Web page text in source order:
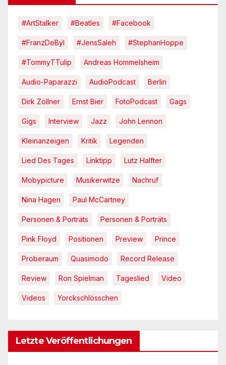
#ArtStalker #Beatles #Facebook
#FranzDeBÿl #JensSaleh #StephanHoppe
#TommyTTulip Andreas Hommelsheim
Audio-Paparazzi AudioPodcast Berlin
Dirk Zöllner Ernst Bier FotoPodcast Gags
Gigs Interview Jazz John Lennon
Kleinanzeigen Kritik Legenden
Lied Des Tages Linktipp Lutz Halfter
Mobypicture Musikerwitze Nachruf
Nina Hagen Paul McCartney
Personen & Porträts Personen & Porträts
Pink Floyd Positionen Preview Prince
Proberaum Quasimodo Record Release
Review Ron Spielman Tageslied Video
Videos Yorckschlösschen
Letzte Veröffentlichungen